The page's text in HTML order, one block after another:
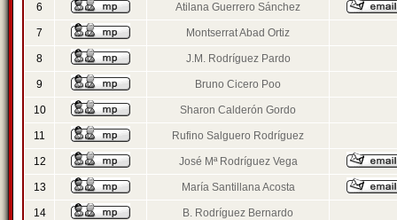
6 Atilana Guerrero Sánchez
7 Montserrat Abad Ortiz
8 J.M. Rodríguez Pardo
9 Bruno Cicero Poo
10 Sharon Calderón Gordo
11 Rufino Salguero Rodríguez
12 José Mª Rodríguez Vega
13 María Santillana Acosta
14 B. Rodríguez Bernardo